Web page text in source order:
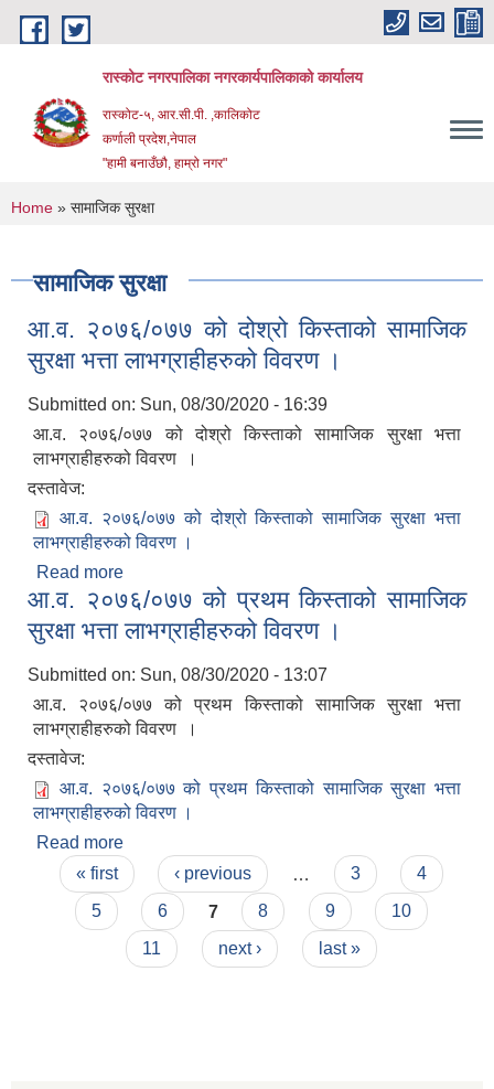
Skip to main content
रास्कोट नगरपालिका नगरकार्यपालिकाको कार्यालय
रास्कोट-५, आर.सी.पी. ,कालिकोट
कर्णाली प्रदेश,नेपाल
"हामी बनाउँछौ, हाम्रो नगर"
You are here
Home » सामाजिक सुरक्षा
सामाजिक सुरक्षा
आ.व. २०७६/०७७ को दोश्रो किस्ताको सामाजिक
सुरक्षा भत्ता लाभग्राहीहरुको विवरण ।
Submitted on: Sun, 08/30/2020 - 16:39
आ.व. २०७६/०७७ को दोश्रो किस्ताको सामाजिक सुरक्षा भत्ता
लाभग्राहीहरुको विवरण ।
दस्तावेज:
आ.व. २०७६/०७७ को दोश्रो किस्ताको सामाजिक सुरक्षा भत्ता
लाभग्राहीहरुको विवरण ।
Read more
सुरक्षा भत्ता लाभग्राहीहरुको विवरण ।
आ.व. २०७६/०७७ को प्रथम किस्ताको सामाजिक
सुरक्षा भत्ता लाभग्राहीहरुको विवरण ।
Submitted on: Sun, 08/30/2020 - 13:07
आ.व. २०७६/०७७ को प्रथम किस्ताको सामाजिक सुरक्षा भत्ता
लाभग्राहीहरुको विवरण ।
दस्तावेज:
आ.व. २०७६/०७७ को प्रथम किस्ताको सामाजिक सुरक्षा भत्ता
लाभग्राहीहरुको विवरण ।
Read more
सुरक्षा भत्ता लाभग्राहीहरुको विवरण ।
Pages
« first ‹ previous 3
4
5
6 7 8 9
10
11
next › last »